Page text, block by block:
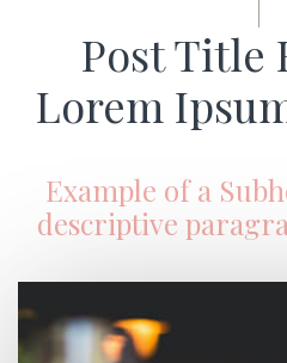
Post Title
Lorem
Example of a
descriptive